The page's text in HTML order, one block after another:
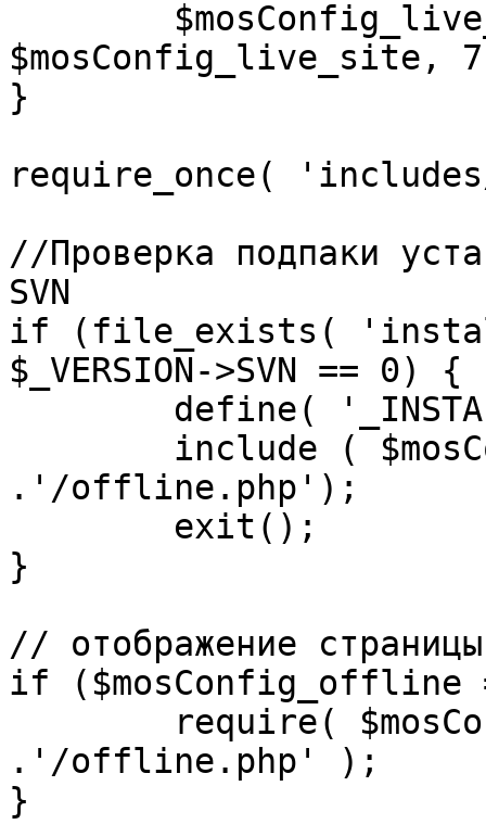
$mosConfig_live_site,
}
require_once(
//Проверка подпаки
SVN
if (file_exists(
$_VERSION->SVN == 0) {
.'/offline.php');
}
// отображение
if ($mosConfig_offline
.'/offline.php' );
}